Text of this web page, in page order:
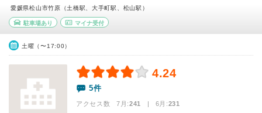
愛媛県松山市竹原（土橋駅、大手町駅、松山駅）
駐車場あり マイナ受付
土曜（〜17:00）
4.24
5件
アクセス数 7月:241 | 6月:231